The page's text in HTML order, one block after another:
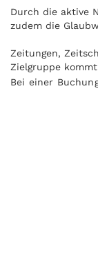
Durch die aktive
zudem die
Zeitungen,
Zielgruppe
Bei einer